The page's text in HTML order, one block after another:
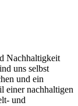
Nachhaltigkeit
uns selbst
und ein
einer nachhaltigen
und